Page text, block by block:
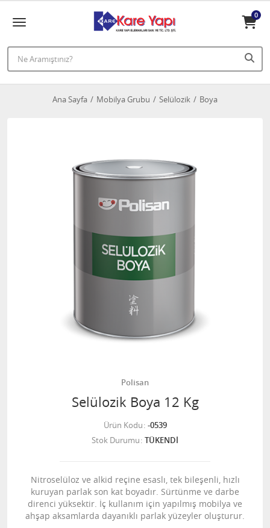
0
Ana Sayfa Mobilya Grubu Selülozik Boya
Polisan
Selülozik Boya 12 Kg
Ürün Kodu -0539
Stok Durumu TÜKENDİ
Nitroselüloz ve alkid reçine esaslı, tek bileşenli, hızlı
kuruyan parlak son kat boyadır. Sürtünme ve darbe
direnci yüksektir. İç kullanım için yapılmış mobilya ve
ahşap aksamlarda dayanıklı parlak yüzeyler oluşturur.